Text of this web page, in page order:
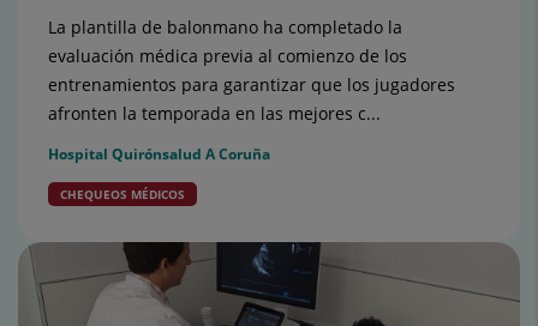
La plantilla de balonmano ha completado la
evaluación médica previa al comienzo de los
entrenamientos para garantizar que los jugadores
afronten la temporada en las mejores c...
Hospital Quirónsalud A Coruña
CHEQUEOS MÉDICOS